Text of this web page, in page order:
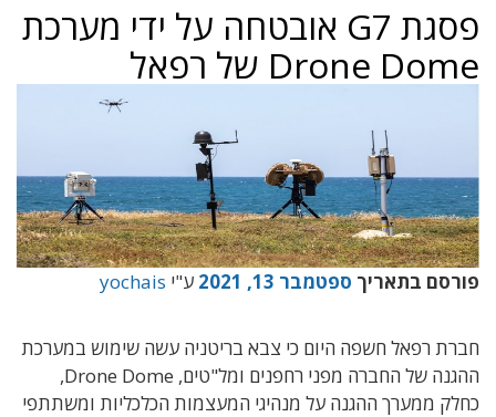
פסגת G7 אובטחה על ידי מערכת
Drone Dome של רפאל
פורסם בתאריך ספטמבר 13, 2021 ע"י yochais
חברת רפאל חשפה היום כי צבא בריטניה עשה שימוש במערכת
ההגנה של החברה מפני רחפנים ומל"טים, Drone Dome,
כחלק ממערך ההגנה על מנהיגי המעצמות הכלכליות ומשתתפי